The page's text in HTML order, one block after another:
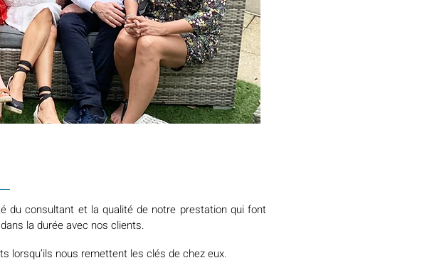
du consultant et la qualité de notre prestation qui font
la durée avec nos clients.
lorsqu’ils nous remettent les clés de chez eux.